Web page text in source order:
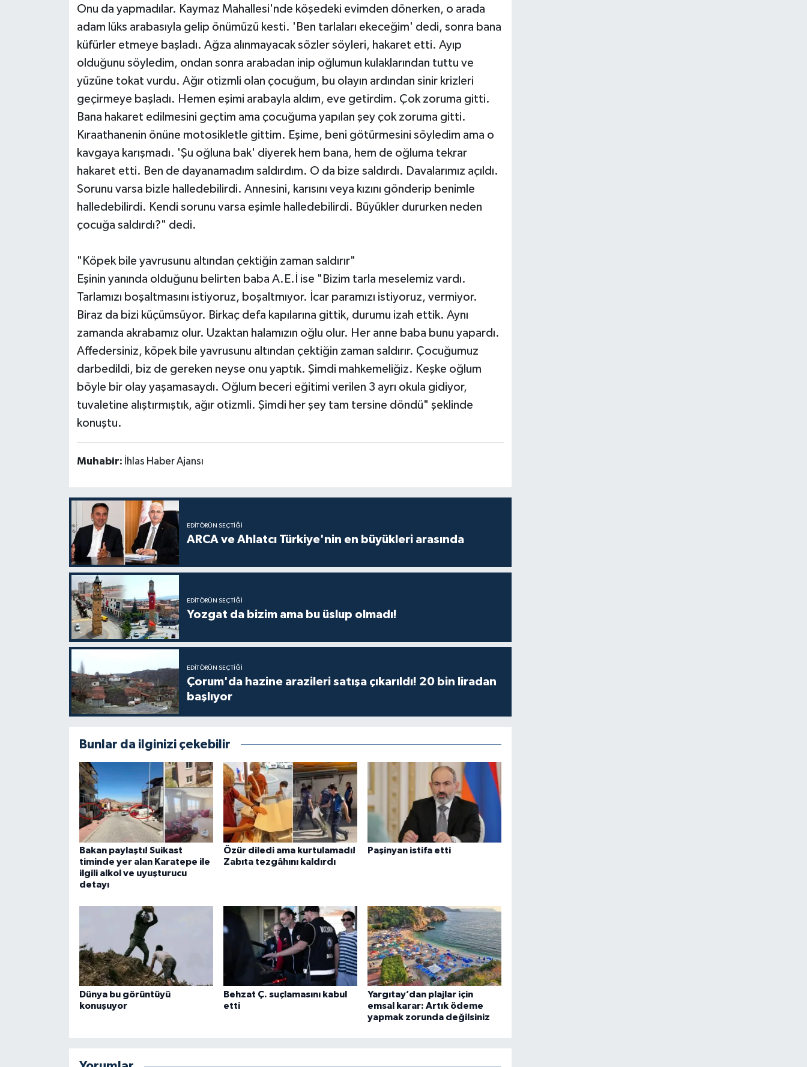
Onu da yapmadılar. Kaymaz Mahallesi'nde köşedeki evimden dönerken, o arada
adam lüks arabasıyla gelip önümüzü kesti. 'Ben tarlaları ekeceğim' dedi, sonra bana
küfürler etmeye başladı. Ağza alınmayacak sözler söyleri, hakaret etti. Ayıp
olduğunu söyledim, ondan sonra arabadan inip oğlumun kulaklarından tuttu ve
yüzüne tokat vurdu. Ağır otizmli olan çocuğum, bu olayın ardından sinir krizleri
geçirmeye başladı. Hemen eşimi arabayla aldım, eve getirdim. Çok zoruma gitti.
Bana hakaret edilmesini geçtim ama çocuğuma yapılan şey çok zoruma gitti.
Kıraathanenin önüne motosikletle gittim. Eşime, beni götürmesini söyledim ama o
kavgaya karışmadı. 'Şu oğluna bak' diyerek hem bana, hem de oğluma tekrar
hakaret etti. Ben de dayanamadım saldırdım. O da bize saldırdı. Davalarımız açıldı.
Sorunu varsa bizle halledebilirdi. Annesini, karısını veya kızını gönderip benimle
halledebilirdi. Kendi sorunu varsa eşimle halledebilirdi. Büyükler dururken neden
çocuğa saldırdı?" dedi.
"Köpek bile yavrusunu altından çektiğin zaman saldırır"
Eşinin yanında olduğunu belirten baba A.E.İ ise "Bizim tarla meselemiz vardı.
Tarlamızı boşaltmasını istiyoruz, boşaltmıyor. İcar paramızı istiyoruz, vermiyor.
Biraz da bizi küçümsüyor. Birkaç defa kapılarına gittik, durumu izah ettik. Aynı
zamanda akrabamız olur. Uzaktan halamızın oğlu olur. Her anne baba bunu yapardı.
Affedersiniz, köpek bile yavrusunu altından çektiğin zaman saldırır. Çocuğumuz
darbedildi, biz de gereken neyse onu yaptık. Şimdi mahkemeliğiz. Keşke oğlum
böyle bir olay yaşamasaydı. Oğlum beceri eğitimi verilen 3 ayrı okula gidiyor,
tuvaletine alıştırmıştık, ağır otizmli. Şimdi her şey tam tersine döndü" şeklinde
konuştu.
Muhabir: İhlas Haber Ajansı
EDITÖRÜN SEÇTIĞI
ARCA ve Ahlatcı Türkiye'nin en büyükleri arasında
EDITÖRÜN SEÇTIĞI
Yozgat da bizim ama bu üslup olmadı!
EDITÖRÜN SEÇTIĞI
Çorum'da hazine arazileri satışa çıkarıldı! 20 bin liradan
başlıyor
Bunlar da ilginizi çekebilir
Bakan paylaştı! Suikast
timinde yer alan Karatepe ile
ilgili alkol ve uyuşturucu
detayı
Özür diledi ama kurtulamadı!
Zabıta tezgâhını kaldırdı
Paşinyan istifa etti
Dünya bu görüntüyü
konuşuyor
Behzat Ç. suçlamasını kabul
etti
Yargıtay’dan plajlar için
emsal karar: Artık ödeme
yapmak zorunda değilsiniz